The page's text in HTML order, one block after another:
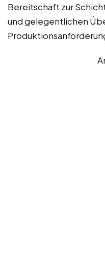
Bereitschaft zur
und gelegentlichen